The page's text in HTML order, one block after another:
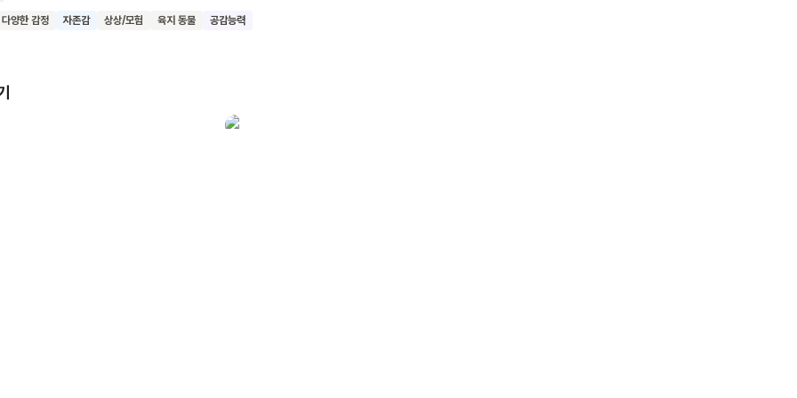
요. 이 고양이를 통해 유기묘들의 외롭고 애처로운 처지를 보여주고 있어요. 이
기는 마음을 갖게 되기를 기대해요.
다양한 감정 자존감 상상/모험 육지 동물 공감능력